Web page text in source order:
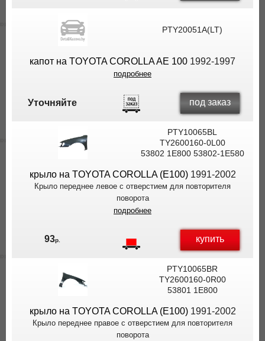
PTY20051A(LT)
капот на TOYOTA COROLLA AE 100 1992-1997
подробнее
Уточняйте под заказ
PTY10065BL
TY2600160-0L00
53802 1E800 53802-1E580
крыло на TOYOTA COROLLA (E100)1991-2002
Крыло переднее левое с отверстием для повторителя
поворота
подробнее
93р. купить
PTY10065BR
TY2600160-0R00
53801 1E800
крыло на TOYOTA COROLLA (E100)1991-2002
Крыло переднее правое с отверстием для повторителя
поворота